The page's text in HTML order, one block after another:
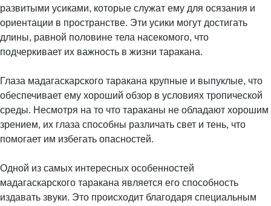
развитыми усиками, которые служат ему для осязания и
ориентации в пространстве. Эти усики могут достигать
длины, равной половине тела насекомого, что
подчеркивает их важность в жизни таракана.
Глаза мадагаскарского таракана крупные и выпуклые, что
обеспечивает ему хороший обзор в условиях тропической
среды. Несмотря на то что тараканы не обладают хорошим
зрением, их глаза способны различать свет и тень, что
помогает им избегать опасностей.
Одной из самых интересных особенностей
мадагаскарского таракана является его способность
издавать звуки. Это происходит благодаря специальным